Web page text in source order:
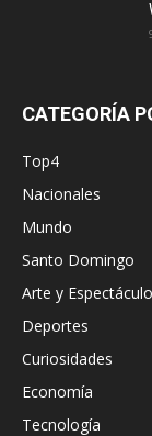
CATEGORÍA
Top4
Nacionales
Mundo
Santo Domingo
Arte y Espectáculo
Deportes
Curiosidades
Economía
Tecnología